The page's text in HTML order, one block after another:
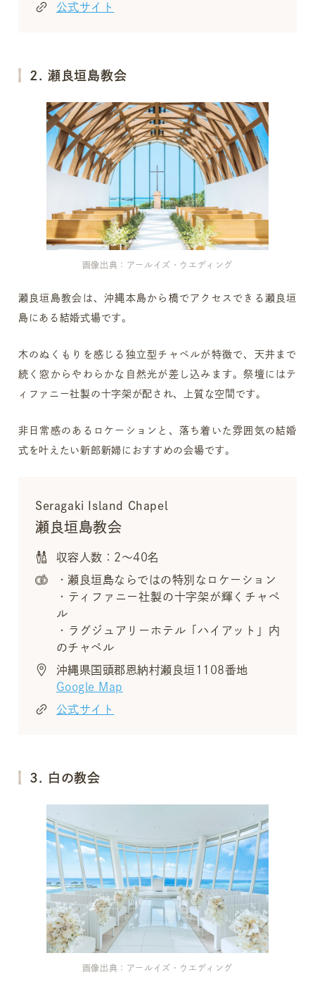
公式サイト
2. 瀬良垣島教会
画像出典：アールイズ・ウエディング
瀬良垣島教会は、沖縄本島から橋でアクセスできる瀬良垣
島にある結婚式場です。
木のぬくもりを感じる独立型チャペルが特徴で、天井まで
続く窓からやわらかな自然光が差し込みます。祭壇にはテ
ィファニー社製の十字架が配され、上質な空間です。
非日常感のあるロケーションと、落ち着いた雰囲気の結婚
式を叶えたい新郎新婦におすすめの会場です。
Seragaki Island Chapel
瀬良垣島教会
収容人数：2～40名
・瀬良垣島ならではの特別なロケーション
・ティファニー社製の十字架が輝くチャペ
ル
・ラグジュアリーホテル「ハイアット」内
のチャペル
沖縄県国頭郡恩納村瀬良垣1108番地
Google Map
公式サイト
3. 白の教会
画像出典：アールイズ・ウエディング